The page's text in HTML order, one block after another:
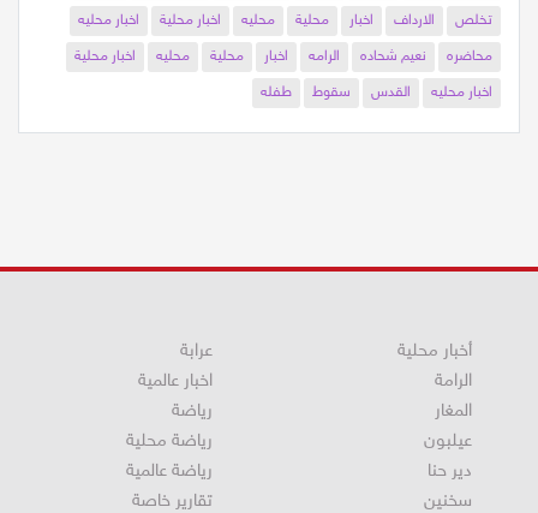
تخلص
الارداف اخبار محلية محليه اخبار محلية
اخبار محليه
محاضره
نعيم شحاده الرامه اخبار محلية محليه
اخبار محلية
اخبار محليه
القدس سقوط طفله
أخبار محلية
الرامة
المغار
عيلبون
دير حنا
سخنين
عرابة
اخبار عالمية
رياضة
رياضة محلية
رياضة عالمية
تقارير خاصة